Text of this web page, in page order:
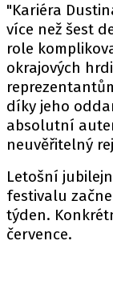
"Kariéra
více než šest
role
okrajových
díky jeho
absolutní
neuvěřitelný
Letošní
festivalu
týden.
července.